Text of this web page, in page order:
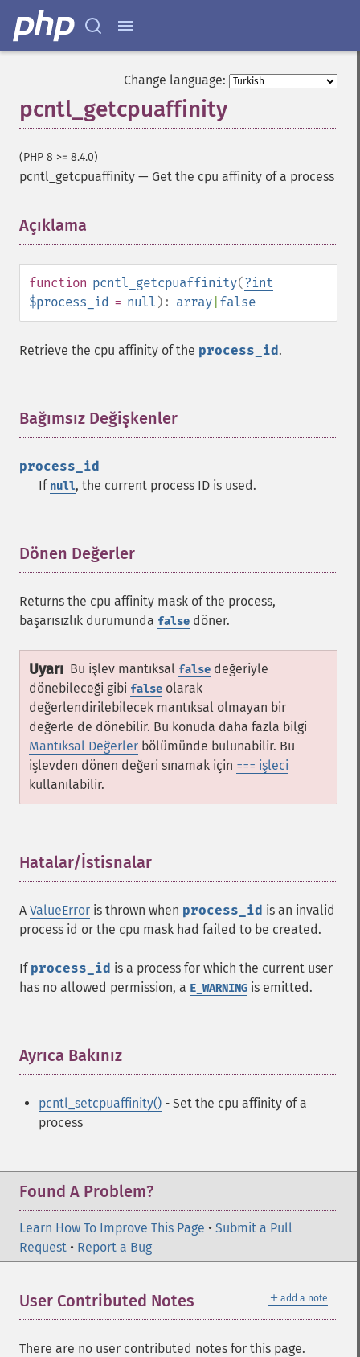
Change language:
pcntl_getcpuaffinity
(PHP 8 >= 8.4.0)
pcntl_getcpuaffinity — Get the cpu affinity of a process
Açıklama
function pcntl_getcpuaffinity(?int
$process_id = null ): array false
Retrieve the cpu affinity of the process_id.
Bağımsız Değişkenler
process_id
If null, the current process ID is used.
Dönen Değerler
Returns the cpu affinity mask of the process,
başarısızlık durumunda false döner.
Uyarı Bu işlev mantıksal false değeriyle
dönebileceği gibi false olarak
değerlendirilebilecek mantıksal olmayan bir
değerle de dönebilir. Bu konuda daha fazla bilgi
Mantıksal Değerler bölümünde bulunabilir. Bu
işlevden dönen değeri sınamak için === işleci
kullanılabilir.
Hatalar/İstisnalar
A ValueError is thrown when process_id is an invalid
process id or the cpu mask had failed to be created.
If process_id is a process for which the current user
has no allowed permission, a E_WARNING is emitted.
Ayrıca Bakınız
pcntl_setcpuaffinity() - Set the cpu affinity of a
process
Found A Problem?
Learn How To Improve This Page • Submit a Pull
Request • Report a Bug
＋ add a note
User Contributed Notes
There are no user contributed notes for this page.